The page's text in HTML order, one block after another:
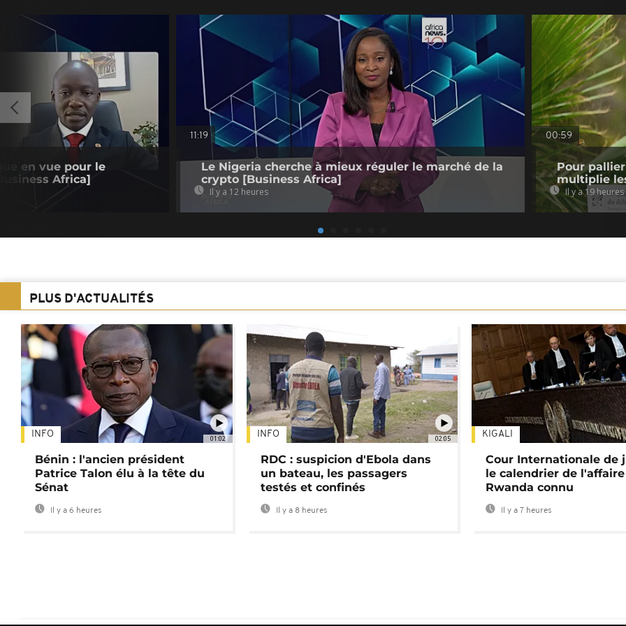
en vue pour le
Africa]
11:19
Le Nigeria cherche à mieux réguler le marché de la
crypto [Business Africa]
Il y a 12 heures
00:59
Pour pallier
multiplie
Il y a 19 heures
PLUS D'ACTUALITÉS
01:02
INFO
Bénin : l'ancien président
Patrice Talon élu à la tête du
Sénat
Il y a 6 heures
02:05
INFO
RDC : suspicion d'Ebola dans
un bateau, les passagers
testés et confinés
Il y a 8 heures
KIGALI
Cour Internationale de
le calendrier de l'affaire
Rwanda connu
Il y a 7 heures